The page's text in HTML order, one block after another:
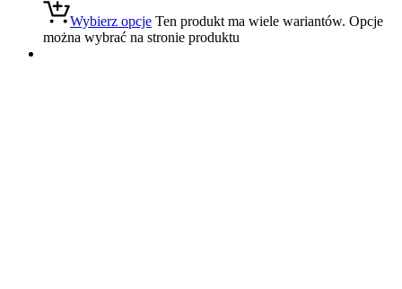
Wybierz opcje Ten produkt ma wiele wariantów. Opcje
można wybrać na stronie produktu